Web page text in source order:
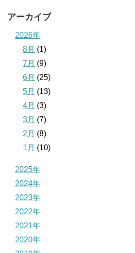
アーカイブ
2026年
8月 (1)
7月 (9)
6月 (25)
5月 (13)
4月 (3)
3月 (7)
2月 (8)
1月 (10)
2025年
2024年
2023年
2022年
2021年
2020年